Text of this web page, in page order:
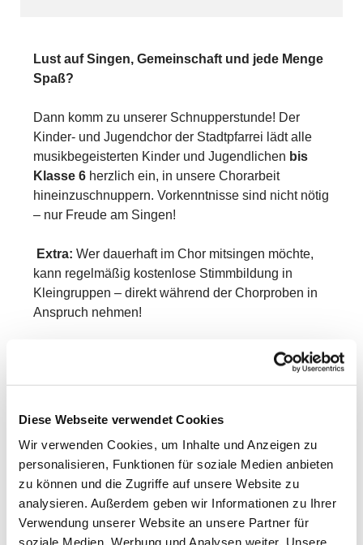
Diese Webseite verwendet Cookies
Wir verwenden Cookies, um Inhalte und Anzeigen zu
personalisieren, Funktionen für soziale Medien anbieten
zu können und die Zugriffe auf unsere Website zu
analysieren. Außerdem geben wir Informationen zu Ihrer
Verwendung unserer Website an unsere Partner für
soziale Medien, Werbung und Analysen weiter. Unsere
Lust auf Singen, Gemeinschaft und jede Menge
Spaß?
Dann komm zu unserer Schnupperstunde! Der
Kinder- und Jugendchor der Stadtpfarrei lädt alle
musikbegeisterten Kinder und Jugendlichen bis
Klasse 6 herzlich ein, in unsere Chorarbeit
hineinzuschnuppern. Vorkenntnisse sind nicht nötig
– nur Freude am Singen!
Extra: Wer dauerhaft im Chor mitsingen möchte,
kann regelmäßig kostenlose Stimmbildung in
Kleingruppen – direkt während der Chorproben in
Anspruch nehmen!
Eine Anmeldung zur Schnupperstunde ist nicht
erforderlich. Einfach vorbeikommen und lossingen.
kostenfrei.
Weitere Infos bei Johannes Haubs unter 0661 - 500
Wir freuen uns auf Dich!